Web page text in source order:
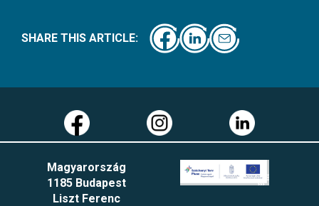
SHARE THIS ARTICLE:
Magyarország
1185 Budapest
Liszt Ferenc